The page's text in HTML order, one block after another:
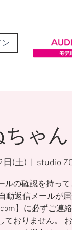
ン
ちゃ
日(土) studio
の確認を持っ
動返信メールが
】に必ずご連
おりません。